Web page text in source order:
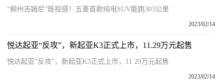
“柳州吉姆尼”既视感！五菱首款纯电SUV能跑303公里
2023/02/14
悦达起亚“反攻”，新起亚K3正式上市，11.29万元起售
悦达起亚“反攻”，新起亚K3正式上市，11 29万元起售
2023/02/14